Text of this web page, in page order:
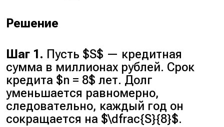
Решение
Шаг 1. Пусть $S$ — кредитная
сумма в миллионах рублей. Срок
кредита $n = 8$ лет. Долг
уменьшается равномерно,
следовательно, каждый год он
сокращается на $\dfrac{S}{8}$.